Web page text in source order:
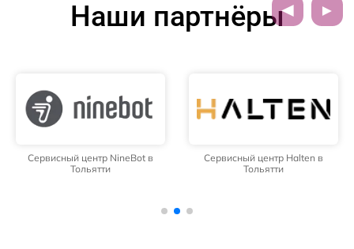
Наши партнёры
Сервисный центр NineBot в
Тольятти
Сервисный центр Halten в
Тольятти